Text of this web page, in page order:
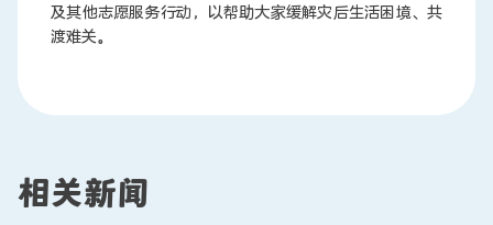
及其他志愿服务行动，以帮助大家缓解灾后生活困境、共
渡难关。
相关新闻